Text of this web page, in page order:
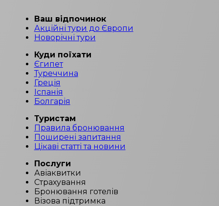
Ваш відпочинок
Акційні тури до Європи
Новорічні тури
Куди поїхати
Єгипет
Туреччина
Греція
Іспанія
Болгарія
Туристам
Правила бронювання
Поширені запитання
Цікаві статті та новини
Послуги
Авіаквитки
Страхування
Бронювання готелів
Візова підтримка